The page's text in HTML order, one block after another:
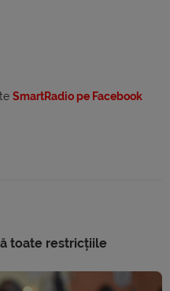
SmartRadio pe Facebook
toate restricțiile